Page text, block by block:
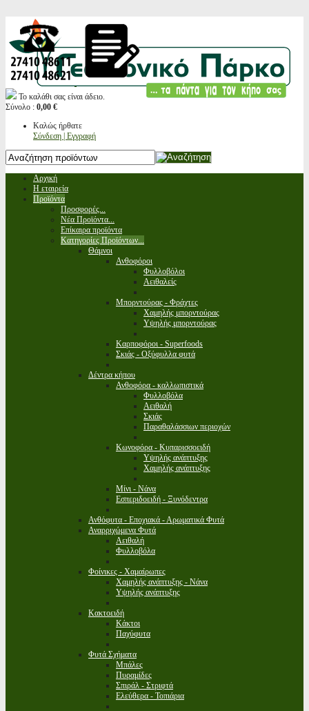
Το καλάθι σας είναι άδειο.
Σύνολο : 0,00 €
Καλώς ήρθατε
Σύνδεση | Εγγραφή
Αρχική
Η εταιρεία
Προϊόντα
Προσφορές...
Νέα Προϊόντα...
Επίκαιρα προϊόντα
Κατηγορίες Προϊόντων...
Θάμνοι
Ανθοφόροι
Φυλλοβόλοι
Αειθαλείς
Μπορντούρας - Φράχτες
Χαμηλής μπορντούρας
Υψηλής μπορντούρας
Καρποφόροι - Superfoods
Σκιάς - Οξύφυλλα φυτά
Δέντρα κήπου
Ανθοφόρα - καλλωπιστικά
Φυλλοβόλα
Αειθαλή
Σκιάς
Παραθαλάσσιων περιοχών
Κωνοφόρα - Κυπαρισσοειδή
Υψηλής ανάπτυξης
Χαμηλής ανάπτυξης
Μίνι - Νάνα
Εσπεριδοειδή - Ξυνόδεντρα
Ανθόφυτα - Εποχιακά - Αρωματικά Φυτά
Αναρριχώμενα Φυτά
Αειθαλή
Φυλλοβόλα
Φοίνικες - Χαμαίρωπες
Χαμηλής ανάπτυξης - Νάνα
Υψηλής ανάπτυξης
Κακτοειδή
Κάκτοι
Παχύφυτα
Φυτά Σχήματα
Μπάλες
Πυραμίδες
Σπιράλ - Στριφτά
Ελεύθερα - Τοπιάρια